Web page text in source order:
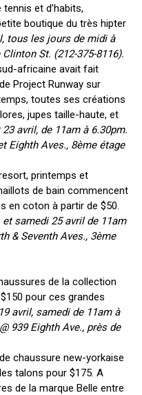
et d’habits,
boutique du très hipter
tous les jours de midi à
St. (212-375-8116).
africaine avait fait
Project Runway sur
toutes ses créations
jupes taille-haute, et
avril, de 11am à 6.30pm.
Eighth Aves., 8ème étage
printemps et
de bain commencent
en coton à partir de $50.
samedi 25 avril de 11am
& Seventh Aves., 3ème
de la collection
pour ces grandes
avril, samedi de 11am à
939 Eighth Ave., près de
chaussure new-yorkaise
talons pour $175. A
de la marque Belle entre